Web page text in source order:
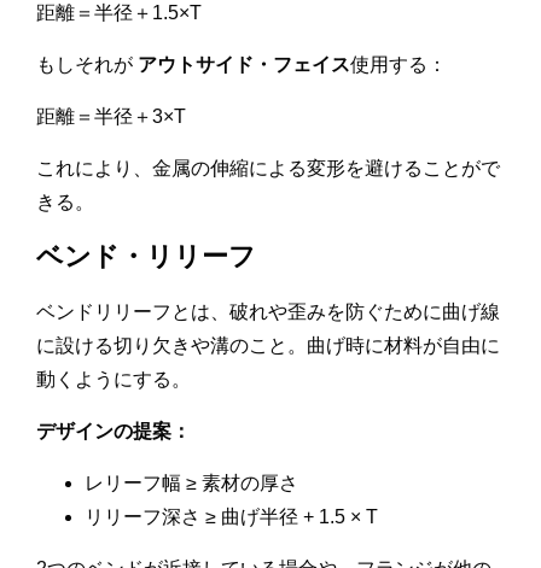
距離＝半径＋1.5×T
もしそれが アウトサイド・フェイス使用する：
距離＝半径＋3×T
これにより、金属の伸縮による変形を避けることがで
きる。
ベンド・リリーフ
ベンドリリーフとは、破れや歪みを防ぐために曲げ線
に設ける切り欠きや溝のこと。曲げ時に材料が自由に
動くようにする。
デザインの提案：
レリーフ幅 ≥ 素材の厚さ
リリーフ深さ ≥ 曲げ半径 + 1.5 × T